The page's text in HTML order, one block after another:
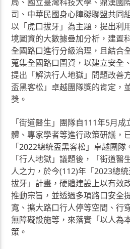
司、中華民國身心障礙聯盟共同
以「虎口拔牙」為主題，提出利
境圖資的大數據疊加分析，建置
全國路口進行分級治理，且結合
蒐集全國路口圖資，以建立安全
提出「解決行人地獄」問題改善
盃黑客松」卓越團隊獎的肯定，
獎。
「街道醫生」團隊自111年5月
體、專家學者等進行政策研議，
「2022總統盃黑客松」卓越團
「行人地獄」議題後，「街道醫
人之力，於今(112)年「2023總
拔牙」計畫，硬體建設上以有效
推動宗旨，並透過多項路口安全
寬、擴大路口行人停等空間、行
無障礙設施等，來落實「以人為
策。